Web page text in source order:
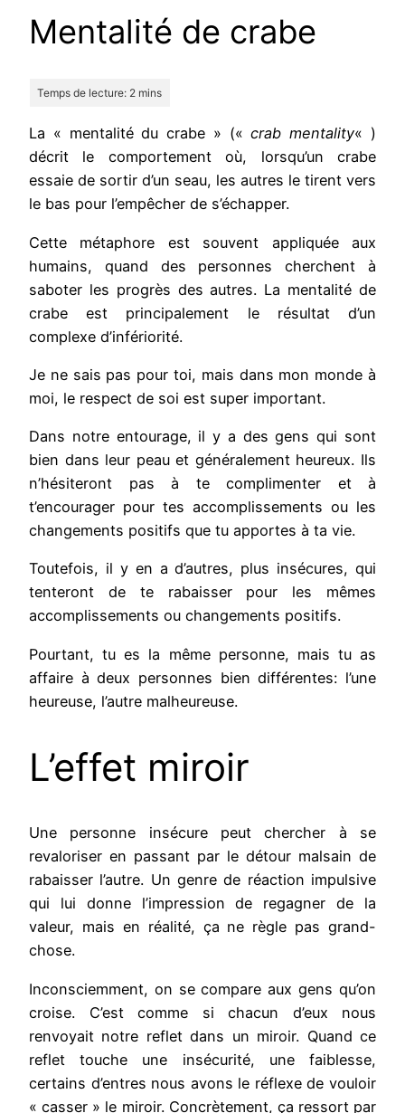
Mentalité de crabe
La « mentalité du crabe » («crab mentality« )
décrit le comportement où, lorsqu’un crabe
essaie de sortir d’un seau, les autres le tirent vers
le bas pour l’empêcher de s’échapper.
Cette métaphore est souvent appliquée aux
humains, quand des personnes cherchent à
saboter les progrès des autres. La mentalité de
crabe est principalement le résultat d’un
complexe d’infériorité.
Je ne sais pas pour toi, mais dans mon monde à
moi, le respect de soi est super important.
Dans notre entourage, il y a des gens qui sont
bien dans leur peau et généralement heureux. Ils
n’hésiteront pas à te complimenter et à
t’encourager pour tes accomplissements ou les
changements positifs que tu apportes à ta vie.
Toutefois, il y en a d’autres, plus insécures, qui
tenteront de te rabaisser pour les mêmes
accomplissements ou changements positifs.
Pourtant, tu es la même personne, mais tu as
affaire à deux personnes bien différentes: l’une
heureuse, l’autre malheureuse.
L’effet miroir
Une personne insécure peut chercher à se
revaloriser en passant par le détour malsain de
rabaisser l’autre. Un genre de réaction impulsive
qui lui donne l’impression de regagner de la
valeur, mais en réalité, ça ne règle pas grand-
chose.
Inconsciemment, on se compare aux gens qu’on
croise. C’est comme si chacun d’eux nous
renvoyait notre reflet dans un miroir. Quand ce
reflet touche une insécurité, une faiblesse,
certains d’entres nous avons le réflexe de vouloir
« casser » le miroir. Concrètement, ça ressort par